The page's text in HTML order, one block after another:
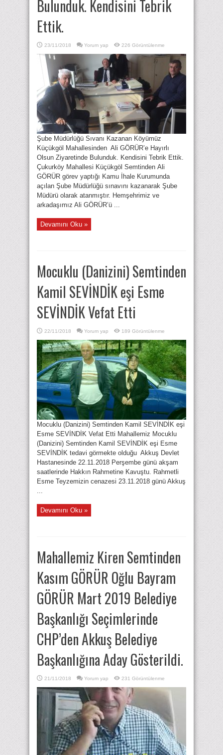
Bulunduk. Kendisini Tebrik
Ettik.
23/11/2018 Yorum yap 226 Görüntülenme
Şube Müdürlüğü Sıvanı Kazanan Köyümüz
Küçükgöl Mahallesinden Ali GÖRÜR’e Hayırlı
Olsun Ziyaretinde Bulunduk. Kendisini Tebrik Ettik.
Çukurköy Mahallesi Küçükgöl Semtinden Ali
GÖRÜR görev yaptığı Kamu İhale Kurumunda
açılan Şube Müdürlüğü sınavını kazanarak Şube
Müdürü olarak atanmıştır. Hemşehrimiz ve
arkadaşımız Ali GÖRÜR’ü ...
Devamını Oku »
Mocuklu (Danizini) Semtinden
Kamil SEVİNDİK eşi Esme
SEVİNDİK Vefat Etti
22/11/2018 Yorum yap 189 Görüntülenme
Mocuklu (Danizini) Semtinden Kamil SEVİNDİK eşi
Esme SEVİNDİK Vefat Etti Mahallemiz Mocuklu
(Danizini) Semtinden Kamil SEVİNDİK eşi Esme
SEVİNDİK tedavi görmekte olduğu Akkuş Devlet
Hastanesinde 22.11.2018 Perşembe günü akşam
saatlerinde Hakkın Rahmetine Kavuştu. Rahmetli
Esme Teyzemizin cenazesi 23.11.2018 günü Akkuş
...
Devamını Oku »
Mahallemiz Kiren Semtinden
Kasım GÖRÜR Oğlu Bayram
GÖRÜR Mart 2019 Belediye
Başkanlığı Seçimlerinde
CHP’den Akkuş Belediye
Başkanlığına Aday Gösterildi.
21/11/2018 Yorum yap 231 Görüntülenme